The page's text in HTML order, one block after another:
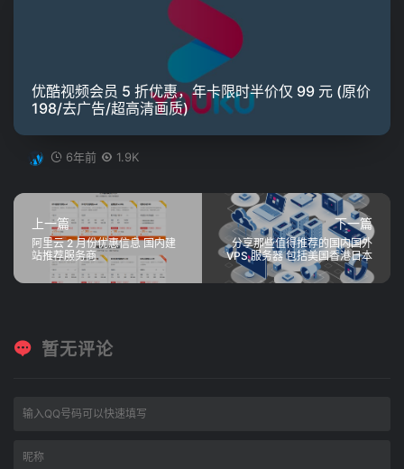
优酷视频会员 5 折优惠，年卡限时半价仅 99 元 (原价
198/去广告/超高清画质)
6年前 1.9K
上一篇
阿里云 2 月份优惠信息 国内建
站推荐服务商
下一篇
分享那些值得推荐的国内国外
VPS 服务器 包括美国香港日本
暂无评论